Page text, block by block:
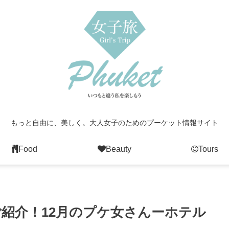
もっと自由に、美しく。大人女子のためのプーケット情報サイト
Food Beauty Tours
介！12月のプケ女さんーホテル